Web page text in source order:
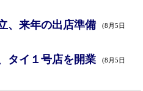
、来年の出店準備 (8月5日
タイ１号店を開業 (8月5日